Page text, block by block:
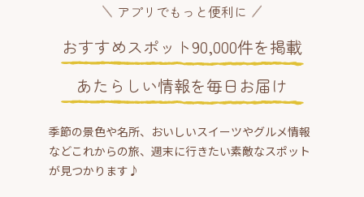
アプリでもっと便利に
おすすめスポット90,000件を掲載
あたらしい情報を毎日お届け
季節の景色や名所、おいしいスイーツやグルメ情報
などこれからの旅、週末に行きたい素敵なスポット
が見つかります♪